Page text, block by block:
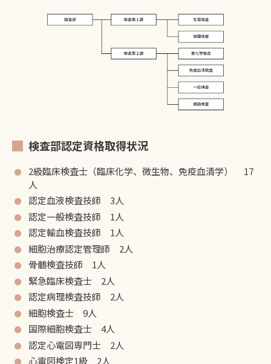
検査部認定資格取得状況
2級臨床検査士（臨床化学、微生物、免疫血清学） 17
人
認定血液検査技師 3人
認定一般検査技師 1人
認定輸血検査技師 1人
細胞治療認定管理師 2人
骨髄検査技師 1人
緊急臨床検査士 2人
認定病理検査技師 2人
細胞検査士 9人
国際細胞検査士 4人
認定心電図専門士 2人
心電図検定1級 2人